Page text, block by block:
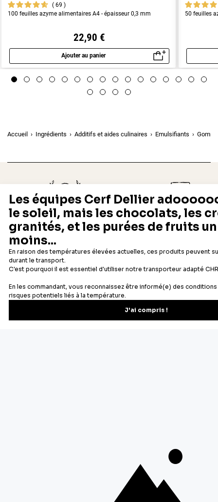
69
100 feuilles azyme alimentaires A4 - épaisseur 0,3 mm
22,90 €
Ajouter au panier
Aperçu rapide
50 feuilles
Accueil Ingrédients Additifs et aides culinaires Emulsifiants
Depuis 1932
Fabricant français reconnu
Livraison rapide 24/48h
Offerte dès 69 € en point
Newsletter
Recevez les recettes, astuces et offres spéciales.